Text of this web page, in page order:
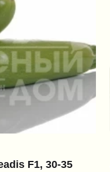
F1, 30-35